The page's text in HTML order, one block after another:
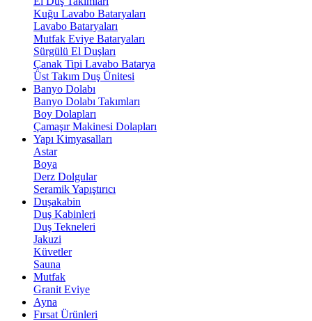
Kuğu Lavabo Bataryaları
Lavabo Bataryaları
Mutfak Eviye Bataryaları
Sürgülü El Duşları
Çanak Tipi Lavabo Batarya
Üst Takım Duş Ünitesi
Banyo Dolabı
Banyo Dolabı Takımları
Boy Dolapları
Çamaşır Makinesi Dolapları
Yapı Kimyasalları
Astar
Boya
Derz Dolgular
Seramik Yapıştırıcı
Duşakabin
Duş Kabinleri
Duş Tekneleri
Jakuzi
Küvetler
Sauna
Mutfak
Granit Eviye
Ayna
Fırsat Ürünleri